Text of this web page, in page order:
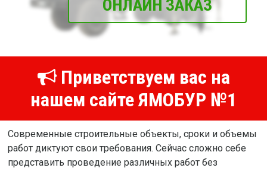
ОНЛАЙН ЗАКАЗ
Приветствуем вас на
нашем сайте ЯМОБУР №1
Современные строительные объекты, сроки и объемы
работ диктуют свои требования. Сейчас сложно себе
представить проведение различных работ без